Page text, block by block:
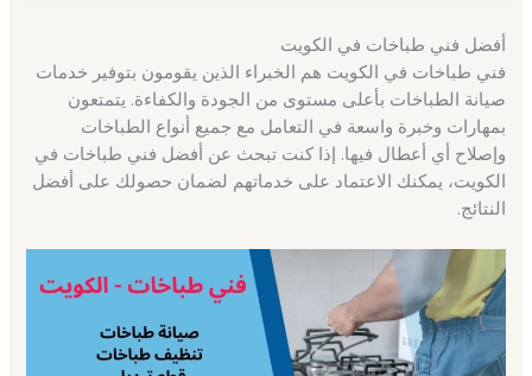
أفضل فني طباخات في الكويت
فني طباخات في الكويت هم الخبراء الذين يقومون بتوفير خدمات
صيانة الطباخات بأعلى مستوى من الجودة والكفاءة. يتمتعون
بمهارات وخبرة واسعة في التعامل مع جميع أنواع الطباخات
وإصلاح أي أعطال فيها. إذا كنت تبحث عن أفضل فني طباخات في
الكويت، يمكنك الاعتماد على خدماتهم لضمان حصولك على أفضل
النتائج.